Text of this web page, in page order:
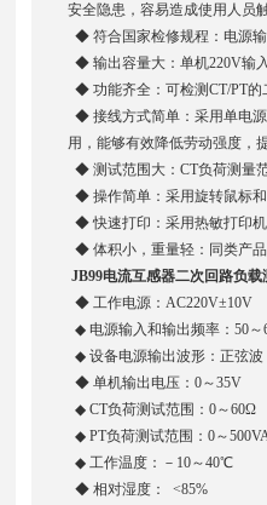
安全隐患，容易造成使用人员
◆ 符合国家检修规程：电源
◆ 输出容量大：单机220V输
◆ 功能齐全：可检测CT/PT
◆ 接线方式简单：采用单电
用，能够有效降低劳动强度，
◆ 测试范围大：CT负荷测量
◆ 操作简单：采用旋转鼠标
◆ 快速打印：采用热敏打印
◆ 体积小，重量轻：同类产
JB99电流互感器二次回路负载
◆ 工作电源：AC220V±10V
◆ 电源输入和输出频率：50～
◆ 设备电源输出波形：正弦波
◆ 单机输出电压：0～35V
◆ CT负荷测试范围：0～60Ω
◆ PT负荷测试范围：0～
◆ 工作温度：－10～40℃
◆ 相对湿度： <85%